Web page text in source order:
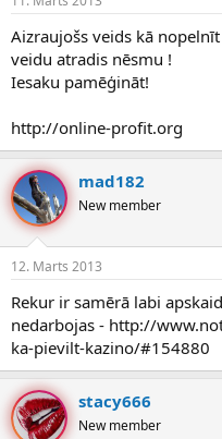
n
u
z
s
c
ē
j
s
a
u
m
s
Aizraujošs veids kā
veidu atradis nēsmu !
Iesaku pamēģināt!
http://online-profit.org
mad182
New member
12. Marts 2013
Rekur ir samērā labi
nedarbojas - http://
ka-pievilt-kazino/#154880
stacy666
New member